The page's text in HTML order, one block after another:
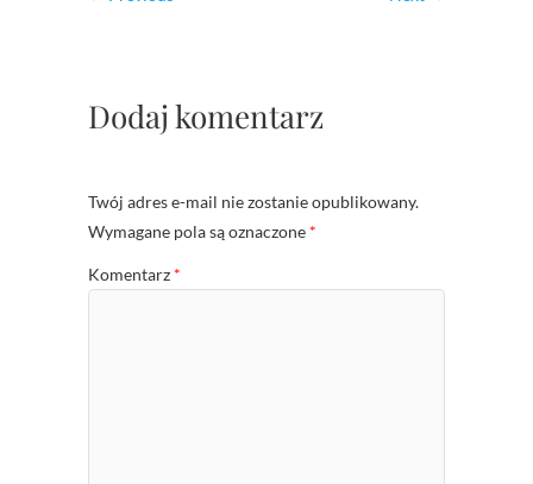
Dodaj komentarz
Twój adres e-mail nie zostanie opublikowany.
Wymagane pola są oznaczone *
Komentarz *